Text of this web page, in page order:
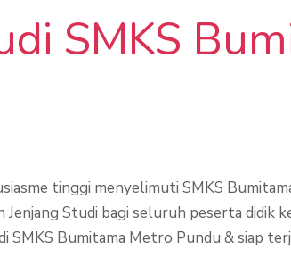
SMKS
tinggi menyelimuti SMKS
Studi bagi seluruh peserta didik
SMKS Bumitama Metro Pundu & siap